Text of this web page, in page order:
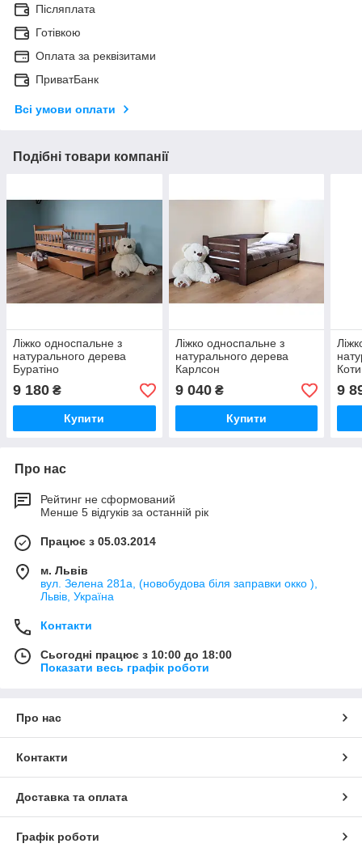
Післяплата
Готівкою
Оплата за реквізитами
ПриватБанк
Всі умови оплати
Подібні товари компанії
Ліжко односпальне з
натурального дерева
Буратіно
9 180 ₴
Купити
Ліжко односпальне з
натурального дерева
Карлсон
9 040₴
Купити
9
Про нас
Рейтинг не сформований
Менше 5 відгуків за останній рік
Працює з 05.03.2014
м. Львів
вул. Зелена 281а, (новобудова біля заправки окко ),
Львів, Україна
Контакти
Сьогодні працює з 10:00 до 18:00
Показати весь графік роботи
Про нас
Контакти
Доставка та оплата
Графік роботи